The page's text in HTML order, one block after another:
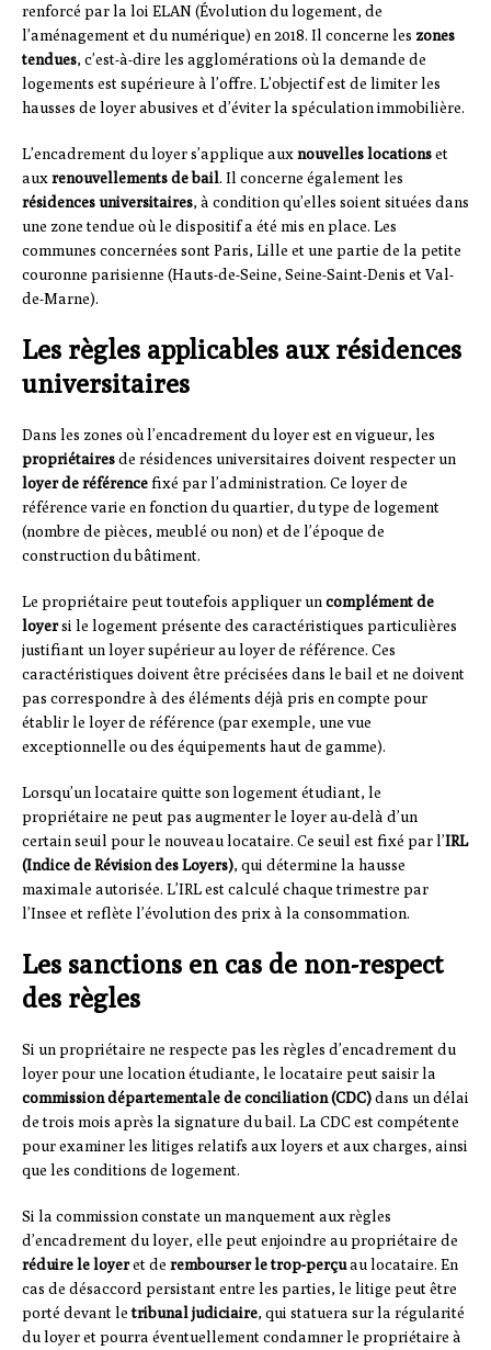
renforcé par la loi ELAN (Évolution du logement, de
l’aménagement et du numérique) en 2018. Il concerne les zones
tendues, c’est-à-dire les agglomérations où la demande de
logements est supérieure à l’offre. L’objectif est de limiter les
hausses de loyer abusives et d’éviter la spéculation immobilière.
L’encadrement du loyer s’applique auxnouvelles locationset
auxrenouvellements de bail . Il concerne également les
résidences universitaires, à condition qu’elles soient situées dans
une zone tendue où le dispositif a été mis en place. Les
communes concernées sont Paris, Lille et une partie de la petite
couronne parisienne (Hauts-de-Seine, Seine-Saint-Denis et Val-
de-Marne).
Les règles applicables aux résidences
universitaires
Dans les zones où l’encadrement du loyer est en vigueur, les
propriétairesde résidences universitaires doivent respecter un
loyer de référencefixé par l’administration. Ce loyer de
référence varie en fonction du quartier, du type de logement
(nombre de pièces, meublé ou non) et de l’époque de
construction du bâtiment.
Le propriétaire peut toutefois appliquer un complément de
loyersi le logement présente des caractéristiques particulières
justifiant un loyer supérieur au loyer de référence. Ces
caractéristiques doivent être précisées dans le bail et ne doivent
pas correspondre à des éléments déjà pris en compte pour
établir le loyer de référence (par exemple, une vue
exceptionnelle ou des équipements haut de gamme).
Lorsqu’un locataire quitte son logement étudiant, le
propriétaire ne peut pas augmenter le loyer au-delà d’un
certain seuil pour le nouveau locataire. Ce seuil est fixé par l’IRL
(Indice de Révision des Loyers), qui détermine la hausse
maximale autorisée. L’IRL est calculé chaque trimestre par
l’Insee et reflète l’évolution des prix à la consommation.
Les sanctions en cas de non-respect
des règles
Si un propriétaire ne respecte pas les règles d’encadrement du
loyer pour une location étudiante, le locataire peut saisir la
commission départementale de conciliation (CDC)dans un délai
de trois mois après la signature du bail. La CDC est compétente
pour examiner les litiges relatifs aux loyers et aux charges, ainsi
que les conditions de logement.
Si la commission constate un manquement aux règles
d’encadrement du loyer, elle peut enjoindre au propriétaire de
réduire le loyeret de rembourser le trop-perçuau locataire. En
cas de désaccord persistant entre les parties, le litige peut être
porté devant letribunal judiciaire, qui statuera sur la régularité
du loyer et pourra éventuellement condamner le propriétaire à